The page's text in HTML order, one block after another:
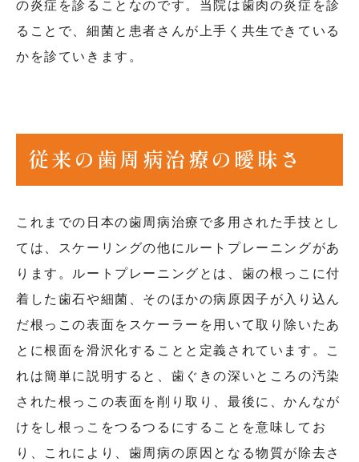
の炎症を診ることなのです。当院は歯肉の炎症を診
ることで、細菌と患者さんが上手く共生できている
かを診ていきます。
従来の歯周病治療の曖昧さ
これまでの日本の歯周病治療で多用された手技とし
ては、スケーリングの他にルートプレーニングがあ
ります。ルートプレーニングとは、歯の根っこに付
着した歯石や細菌、そのほかの病原因子が入り込ん
だ根っこの表面をスケーラーを用いて取り除いたあ
とに根面を滑沢化することと定義されています。こ
れは簡単に説明すると、歯ぐきの深いところの汚染
された根っこの表面を削り取り、最後に、かんなが
けをし根っこをつるつるにすることを意味してお
り、これにより、歯周病の原因となる物質が除去さ